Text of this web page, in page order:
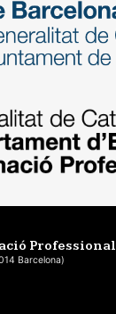
Professional
Barcelona)